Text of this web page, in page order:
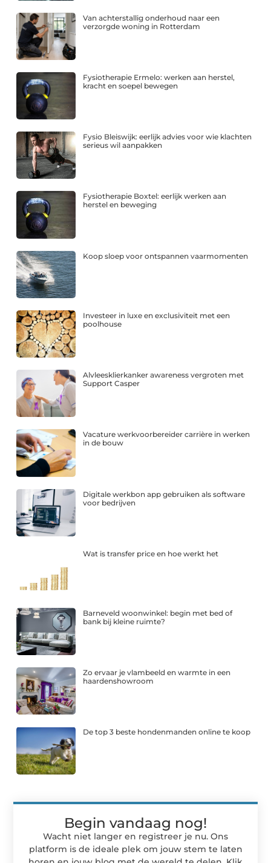
Van achterstallig onderhoud naar een
verzorgde woning in Rotterdam
Fysiotherapie Ermelo: werken aan herstel,
kracht en soepel bewegen
Fysio Bleiswijk: eerlijk advies voor wie klachten
serieus wil aanpakken
Fysiotherapie Boxtel: eerlijk werken aan
herstel en beweging
Koop sloep voor ontspannen vaarmomenten
Investeer in luxe en exclusiviteit met een
poolhouse
Alvleesklierkanker awareness vergroten met
Support Casper
Vacature werkvoorbereider carrière in werken
in de bouw
Digitale werkbon app gebruiken als software
voor bedrijven
Wat is transfer price en hoe werkt het
Barneveld woonwinkel: begin met bed of
bank bij kleine ruimte?
Zo ervaar je vlambeeld en warmte in een
haardenshowroom
De top 3 beste hondenmanden online te koop
Begin vandaag nog!
Wacht niet langer en registreer je nu. Ons
platform is de ideale plek om jouw stem te laten